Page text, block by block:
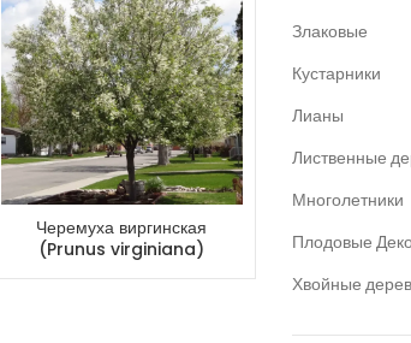
Злаковые
Кустарники
Лианы
Лиственные
Многолетники
Плодовые
Хвойные
Черемуха виргинская
(Prunus virginiana)